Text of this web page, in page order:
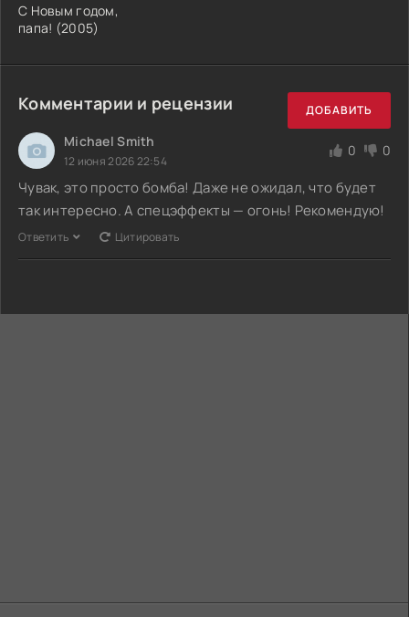
С Новым годом,
папа! (2005)
Комментарии и рецензии ДОБАВИТЬ
Michael Smith
12 июня 2026 22:54
0 0
Чувак, это просто бомба! Даже не ожидал, что будет
так интересно. А спецэффекты — огонь! Рекомендую!
Ответить Цитировать